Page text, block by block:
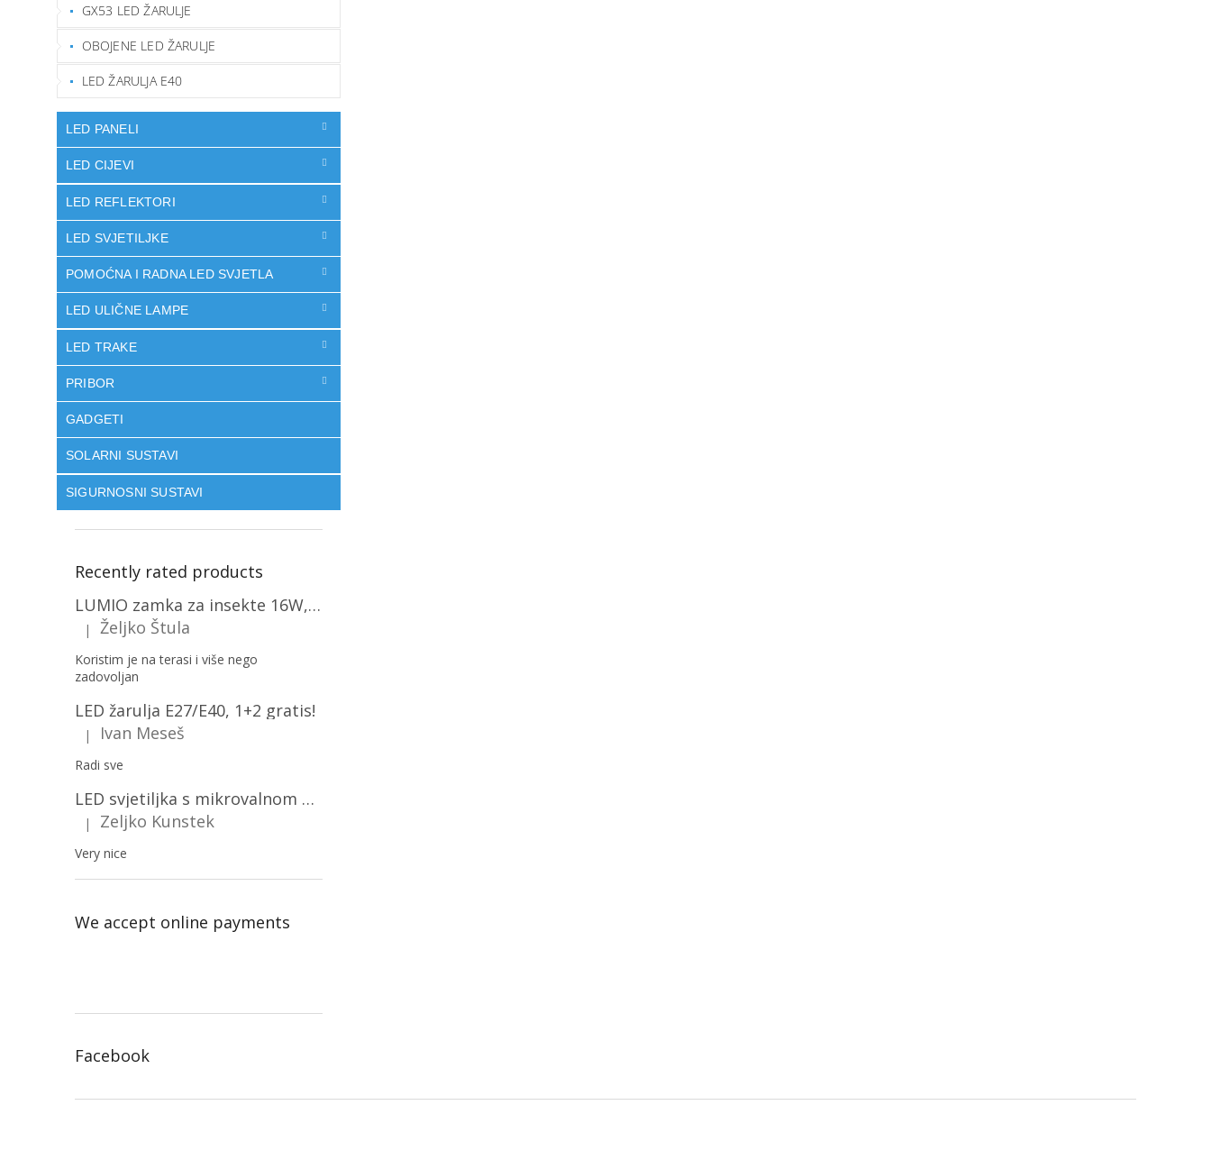
GX53 LED ŽARULJE
OBOJENE LED ŽARULJE
LED ŽARULJA E40
LED PANELI
LED CIJEVI
LED REFLEKTORI
LED SVJETILJKE
POMOĆNA I RADNA LED SVJETLA
LED ULIČNE LAMPE
LED TRAKE
PRIBOR
GADGETI
SOLARNI SUSTAVI
SIGURNOSNI SUSTAVI
Recently rated products
LUMIO zamka za insekte 16W, 1+1 gratis! [MKE004]
The product rating is 5 out of 5 stars.
| Željko Štula
Koristim je na terasi i više nego
zadovoljan
LED žarulja E27/E40, 1+2 gratis!
The product rating is 5 out of 5 stars.
| Ivan Meseš
Radi sve
LED svjetiljka s mikrovalnom pećnicom i svjetlosnim senzorom 36W, 3820lm, okrugla, bijeli okvir/2-PACK!
The product rating is 5 out of 5 stars.
| Zeljko Kunstek
Very nice
We accept online payments
Facebook